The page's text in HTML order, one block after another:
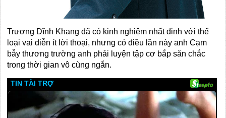
Trương Dĩnh Khang đã có kinh nghiệm nhất định với thể
loại vai diễn ít lời thoại, nhưng có điều lần này anh Cạm
bẫy thương trường anh phải luyện tập cơ bắp săn chắc
trong thời gian vô cùng ngắn.